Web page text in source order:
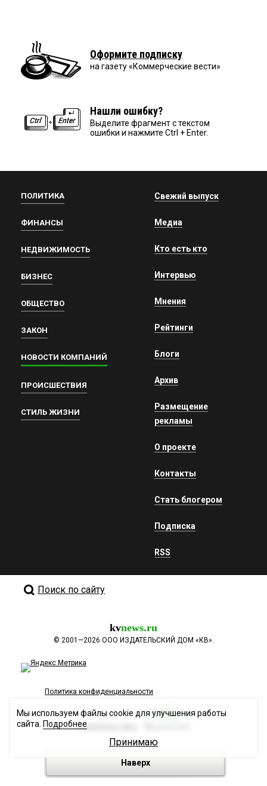
Оформите подписку
на газету «Коммерческие вести»
Нашли ошибку?
Выделите фрагмент с текстом
ошибки и нажмите Ctrl + Enter.
ПОЛИТИКА
ФИНАНСЫ
НЕДВИЖИМОСТЬ
БИЗНЕС
ОБЩЕСТВО
ЗАКОН
НОВОСТИ КОМПАНИЙ
ПРОИСШЕСТВИЯ
СТИЛЬ ЖИЗНИ
Свежий выпуск
Медиа
Кто есть кто
Интервью
Мнения
Рейтинги
Блоги
Архив
Размещение
рекламы
О проекте
Контакты
Стать блогером
Подписка
RSS
Поиск по сайту
kvnews.ru
© 2001—2026 ООО ИЗДАТЕЛЬСКИЙ ДОМ «КВ».
Политика конфиденциальности
Разработка сайта
Наверх
Мы используем файлы cookie для улучшения работы
сайта. Подробнее
Принимаю